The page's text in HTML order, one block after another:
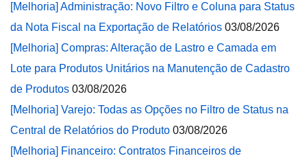
[Melhoria] Administração: Novo Filtro e Coluna para Status
da Nota Fiscal na Exportação de Relatórios 03/08/2026
[Melhoria] Compras: Alteração de Lastro e Camada em
Lote para Produtos Unitários na Manutenção de Cadastro
de Produtos 03/08/2026
[Melhoria] Varejo: Todas as Opções no Filtro de Status na
Central de Relatórios do Produto 03/08/2026
[Melhoria] Financeiro: Contratos Financeiros de